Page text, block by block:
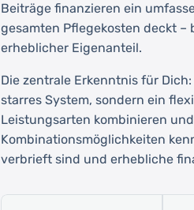
Beiträge finanzieren ein
gesamten Pflegekosten deckt
erheblicher Eigenanteil.
Die zentrale Erkenntnis für Dich:
starres System, sondern ein
Leistungsarten kombinieren
Kombinationsmöglichkeiten
verbrieft sind und erhebliche